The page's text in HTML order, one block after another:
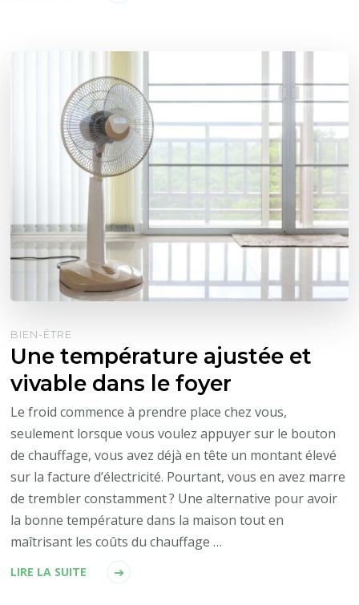
BIEN-ÊTRE
Une température ajustée et
vivable dans le foyer
Le froid commence à prendre place chez vous,
seulement lorsque vous voulez appuyer sur le bouton
de chauffage, vous avez déjà en tête un montant élevé
sur la facture d’électricité. Pourtant, vous en avez marre
de trembler constamment ? Une alternative pour avoir
la bonne température dans la maison tout en
maîtrisant les coûts du chauffage …
LIRE LA SUITE